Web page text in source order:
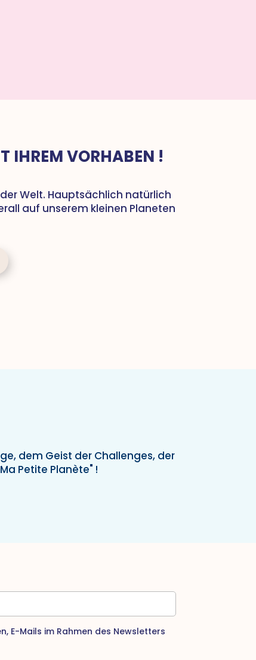
IHREM VORHABEN !
Welt. Hauptsächlich natürlich
auf unserem kleinen Planeten
dem Geist der Challenges, der
Petite Planète" !
E-Mails im Rahmen des Newsletters